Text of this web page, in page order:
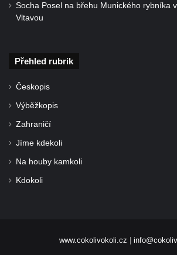
Socha Posel na břehu Munického rybníka
Vltavou
Přehled rubrik
Českopis
Výběžkopis
Zahraničí
Jíme kdekoli
Na houby kamkoli
Kdokoli
www.cokolivokoli.cz